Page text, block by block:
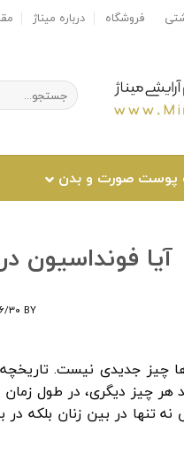
فروشگاه درباره میناژ
جستجو
برای:
پوست صورت و بدن
آیا فونداسیون
BY
چیز جدیدی نیست. تاریخچه
هر چیز دیگری، در طول
نه تنها در بین زنان